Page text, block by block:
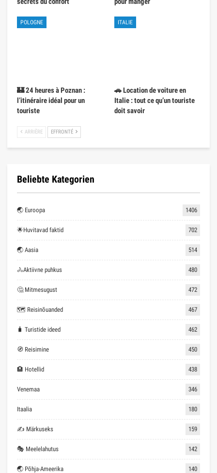
POLOGNE
🏰 24 heures à Poznan :
l’itinéraire idéal pour un
touriste
ITALIE
🚗 Location de voiture en
Italie : tout ce qu’un touriste
doit savoir
ARRIÈRE EFFRONTÉ
Beliebte Kategorien
🌏 Euroopa 1406
🌟Huvitavad faktid 702
🌏 Aasia 514
🚴Aktiivne puhkus 480
🤔 Mitmesugust 472
🗺 Reisinõuanded 467
🧳 Turistide ideed 462
🧭 Reisimine 450
🏨 Hotellid 438
Venemaa 346
Itaalia 180
✍ Märkuseks 159
🎭 Meelelahutus 142
🌏 Põhja-Ameerika 140